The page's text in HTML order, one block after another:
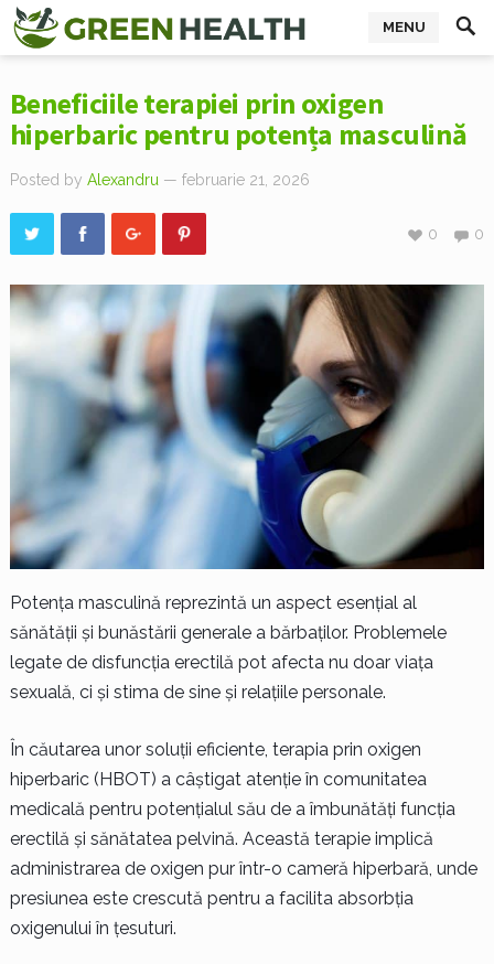
MENU
Beneficiile terapiei prin oxigen
hiperbaric pentru potența masculină
Posted by Alexandru — februarie 21, 2026
0
0
Potența masculină reprezintă un aspect esențial al
sănătății și bunăstării generale a bărbaților. Problemele
legate de disfuncția erectilă pot afecta nu doar viața
sexuală, ci și stima de sine și relațiile personale.
În căutarea unor soluții eficiente, terapia prin oxigen
hiperbaric (HBOT) a câștigat atenție în comunitatea
medicală pentru potențialul său de a îmbunătăți funcția
erectilă și sănătatea pelvină. Această terapie implică
administrarea de oxigen pur într-o cameră hiperbară, unde
presiunea este crescută pentru a facilita absorbția
oxigenului în țesuturi.